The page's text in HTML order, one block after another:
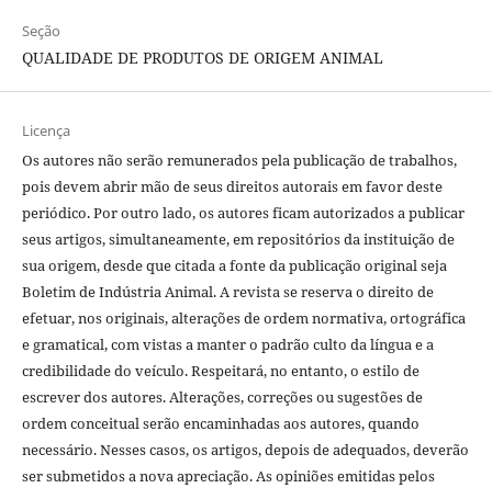
Seção
QUALIDADE DE PRODUTOS DE ORIGEM ANIMAL
Licença
Os autores não serão remunerados pela publicação de trabalhos,
pois devem abrir mão de seus direitos autorais em favor deste
periódico. Por outro lado, os autores ficam autorizados a publicar
seus artigos, simultaneamente, em repositórios da instituição de
sua origem, desde que citada a fonte da publicação original seja
Boletim de Indústria Animal. A revista se reserva o direito de
efetuar, nos originais, alterações de ordem normativa, ortográfica
e gramatical, com vistas a manter o padrão culto da língua e a
credibilidade do veículo. Respeitará, no entanto, o estilo de
escrever dos autores. Alterações, correções ou sugestões de
ordem conceitual serão encaminhadas aos autores, quando
necessário. Nesses casos, os artigos, depois de adequados, deverão
ser submetidos a nova apreciação. As opiniões emitidas pelos